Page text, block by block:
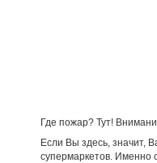
Где пожар? Тут!
Если Вы здесь, значит,
супермаркетов. Именно